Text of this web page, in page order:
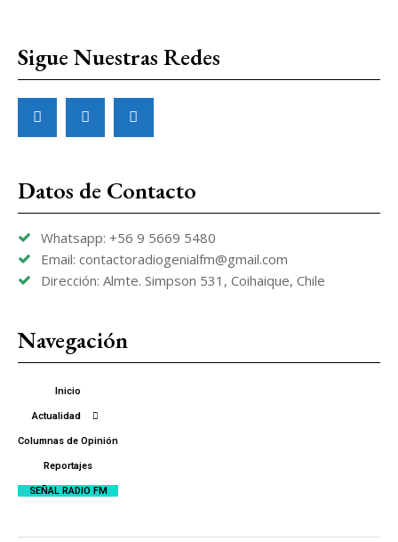
Sigue Nuestras Redes
Datos de Contacto
Whatsapp: +56 9 5669 5480
Email: contactoradiogenialfm@gmail.com
Dirección: Almte. Simpson 531, Coihaique, Chile
Navegación
Inicio
Actualidad
Columnas de Opinión
Reportajes
SEÑAL RADIO FM